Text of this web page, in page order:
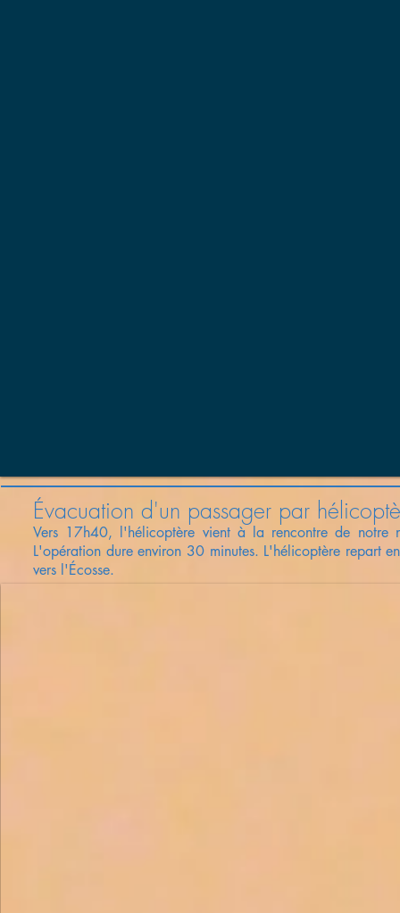
Évacuation d'un passager par
Vers 17h40, l'hélicoptère vient à la rencontre de notre
L'opération dureenviron 30 minutes. L'hélicoptère repart
vers l'Écosse.